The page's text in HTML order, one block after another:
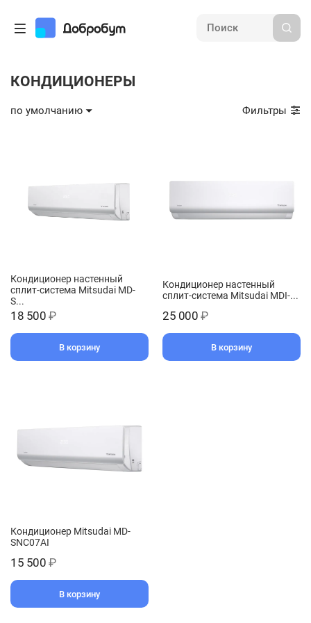
КОНДИЦИОНЕРЫ
по умолчанию Фильтры
Кондиционер настенный
сплит-система Mitsudai MD-
S...
18 500 ₽
В корзину
Кондиционер настенный
сплит-система Mitsudai MDI-...
25 000 ₽
В корзину
Кондиционер Mitsudai MD-
SNC07AI
15 500 ₽
В корзину